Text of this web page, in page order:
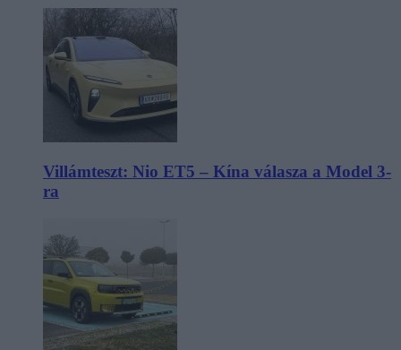
Villámteszt: Nio ET5 – Kína válasza a Model 3-
ra